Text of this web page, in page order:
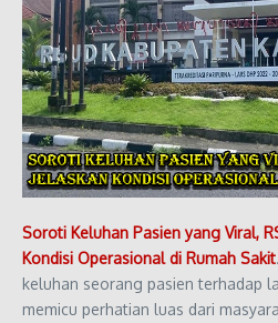
Soroti Keluhan Pasien yang Viral,
Kondisi Operasional di Rumah Sakit
keluhan seorang pasien terhadap
memicu perhatian luas dari